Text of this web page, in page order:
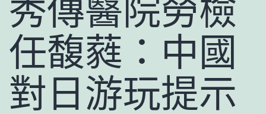
秀傳醫院勞檢
任馥蕤：中國
對日游玩提示